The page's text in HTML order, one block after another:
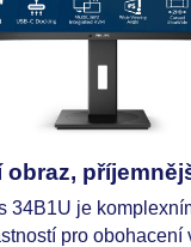
obraz,
34B1U je
pro obohacení